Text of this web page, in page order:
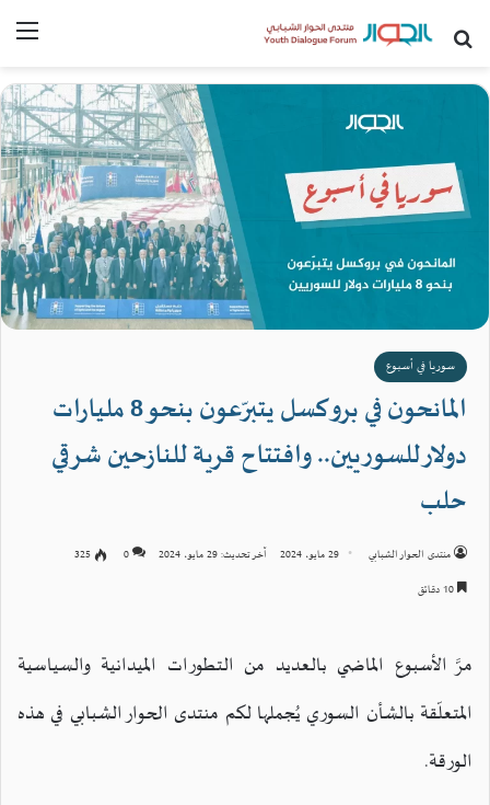
بحث عن
سوريا في أسبوع
المانحون في بروكسل يتبرّعون بنحو 8 مليارات
دولار للسوريين.. وافتتاح قرية للنازحين شرقي
حلب
منتدى الحوار الشبابي 29 مايو، 2024 آخر تحديث: 29 مايو، 2024 0
325
مرَّ الأسبوع الماضي بالعديد من التطورات الميدانية والسياسية
المتعلّقة بالشأن السوري يُجملها لكم منتدى الحوار الشبابي في هذه
الورقة.